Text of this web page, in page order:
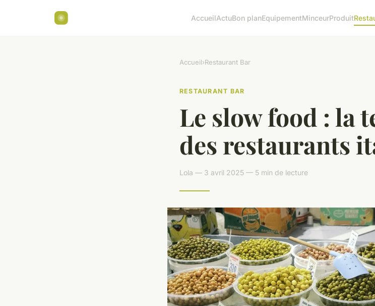
AccueilActuBon planEquipementMinceurProduit
Accueil›Restaurant Bar
RESTAURANT BAR
Le slow food : la
des restaurants
Lola — 3 avril 2025 — 5 min de lecture